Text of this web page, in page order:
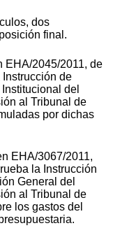
dos
final.
EHA/2045/2011, de
de
del
al Tribunal de
por dichas
EHA/3067/2011,
la Instrucción
General del
al Tribunal de
los gastos del